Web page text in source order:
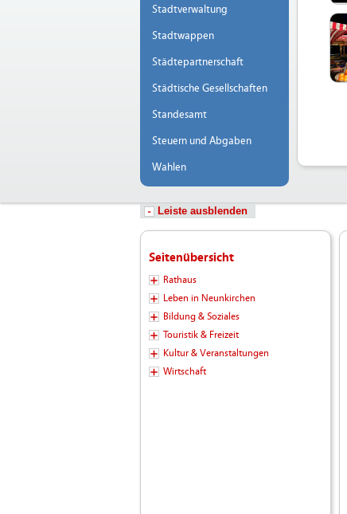
Stadtverwaltung
Stadtwappen
Städtepartnerschaft
Städtische Gesellschaften
Standesamt
Steuern und Abgaben
Wahlen
Leiste ausblenden
Seitenübersicht
Rathaus
Leben in Neunkirchen
Bildung & Soziales
Touristik & Freizeit
Kultur & Veranstaltungen
Wirtschaft